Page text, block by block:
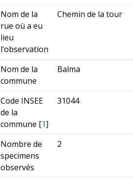
Nom de la
rue où a eu
lieu
l’observation
Chemin de la tour
Nom de la
commune
Balma
Code INSEE
de la
commune [1]
31044
Nombre de
specimens
observés
2